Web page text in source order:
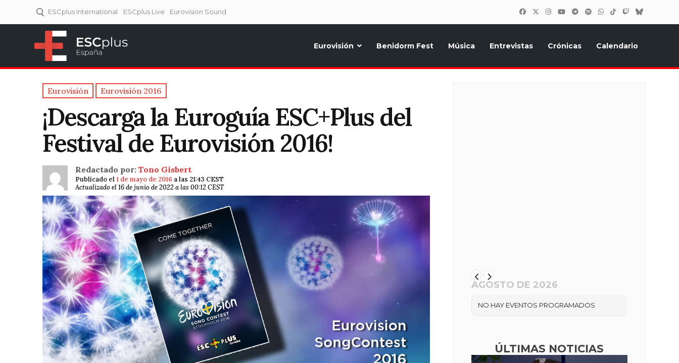
ESCplus International ESCplus Live Eurovision Sound
Eurovisión Benidorm Fest Música Entrevistas Crónicas Calendario
Eurovisión Eurovisión 2016
¡Descarga la Euroguía ESC+Plus del
Festival de Eurovisión 2016!
Redactado por: Tono Gisbert
Publicado el1 de mayo de 2016 a las 21:43 CEST
Actualizado el 16 de junio de 2022 a las 00:12 CEST
AGOSTO DE 2026
NO HAY EVENTOS PROGRAMADOS
ÚLTIMAS NOTICIAS